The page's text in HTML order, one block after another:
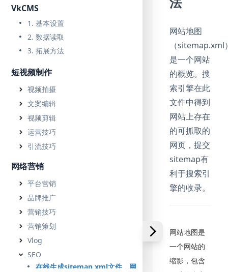
VkCMS
1. 基本设置
2. 数据读取
3. 拓展方法
短视频制作
视频拍摄
文案编辑
视频剪辑
运营技巧
引流技巧
网络营销
平台营销
品牌推广
营销技巧
营销策划
Vlog
SEO
在线生成sitemap.xml文件，网站优化之sitemap.xml网站
网站地图
（sitemap.xml
是一个网站
的概览。搜
索引擎在此
文件中得到
网站上存在
的可抓取的
网页，提交
sitemap有
利于搜索引
擎的收录。
网站地图是
一个网站的
缩影，包含